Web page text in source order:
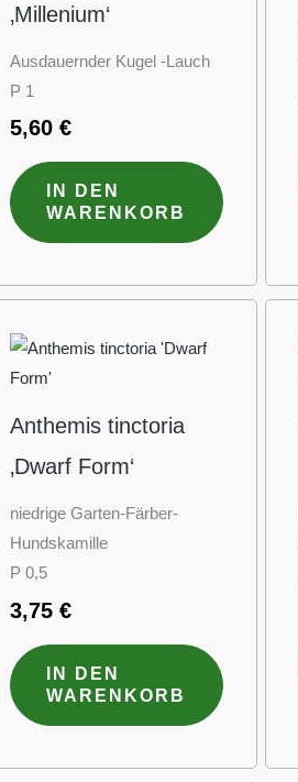
‚Millenium‘
Ausdauernder Kugel -Lauch
P 1
5,60 €
IN DEN
WARENKORB
Anthemis tinctoria
‚Dwarf Form‘
niedrige Garten-Färber-
Hundskamille
P 0,5
3,75 €
IN DEN
WARENKORB